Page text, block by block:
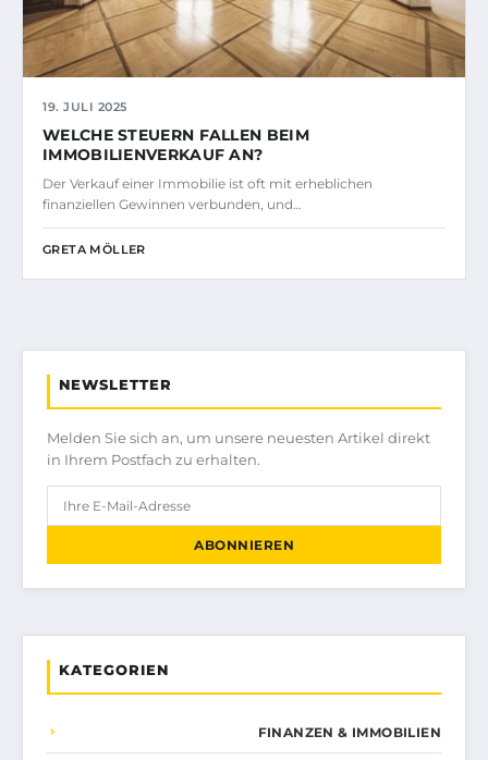
19. JULI 2025
WELCHE STEUERN FALLEN BEIM
IMMOBILIENVERKAUF AN?
Der Verkauf einer Immobilie ist oft mit erheblichen
finanziellen Gewinnen verbunden, und…
GRETA MÖLLER
NEWSLETTER
Melden Sie sich an, um unsere neuesten Artikel direkt
in Ihrem Postfach zu erhalten.
ABONNIEREN
KATEGORIEN
FINANZEN & IMMOBILIEN